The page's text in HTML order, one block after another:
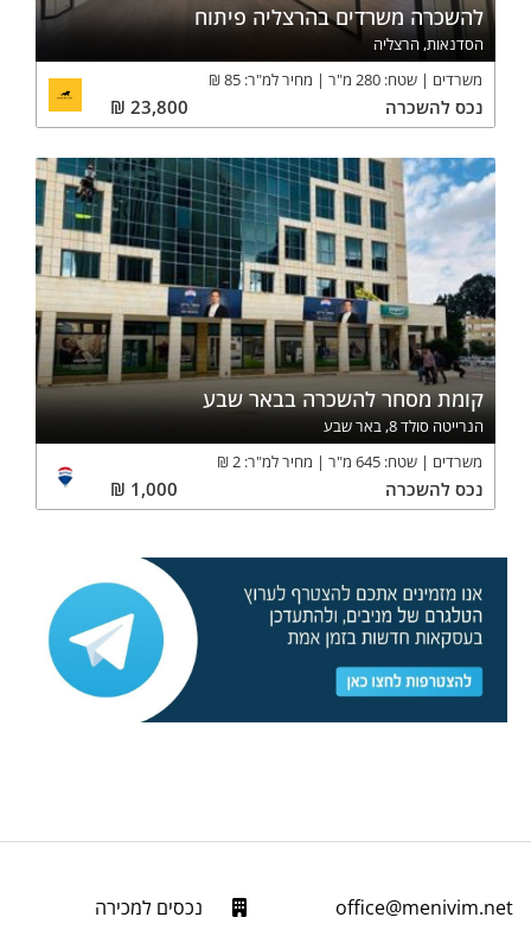
להשכרה משרדים בהרצליה פיתוח
הסדנאות, הרצליה
משרדים
שטח: 280 מ"ר מחיר למ"ר: 85
₪
נכס להשכרה 23,800
₪
קומת מסחר להשכרה בבאר שבע
הנרייטה סולד 8, באר שבע
משרדים
שטח: 645 מ"ר מחיר למ"ר: 2
₪
נכס להשכרה 1,000
₪
office@menivim.net
נכסים למכירה